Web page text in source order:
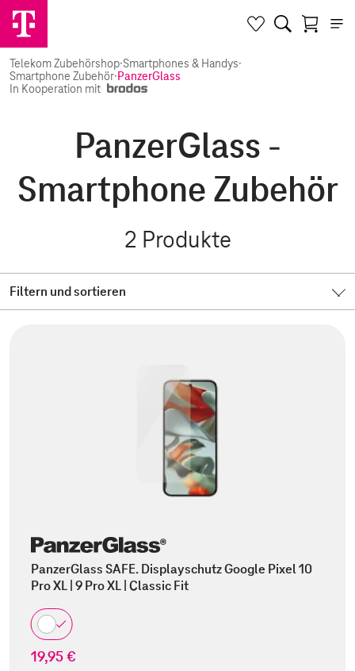
Telekom Zubehörshop·Smartphones & Handys·
Smartphone Zubehör·PanzerGlass
In Kooperation mit
PanzerGlass -
Smartphone Zubehör
2 Produkte
Filtern und sortieren
PanzerGlass SAFE. Displayschutz Google Pixel 10
Pro XL | 9 Pro XL | Classic Fit
19,95 €